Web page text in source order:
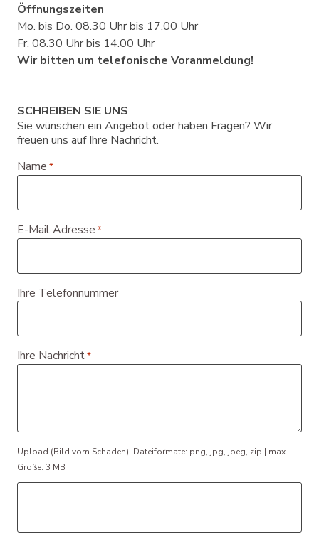
Öffnungszeiten
Mo. bis Do. 08.30 Uhr bis 17.00 Uhr
Fr. 08.30 Uhr bis 14.00 Uhr
Wir bitten um telefonische Voranmeldung!
SCHREIBEN SIE UNS
Sie wünschen ein Angebot oder haben Fragen? Wir
freuen uns auf Ihre Nachricht.
Name *
E-Mail Adresse *
Ihre Telefonnummer
Ihre Nachricht*
File
Upload (Bild vom Schaden): Dateiformate: png, jpg, jpeg, zip | max.
Größe: 3 MB